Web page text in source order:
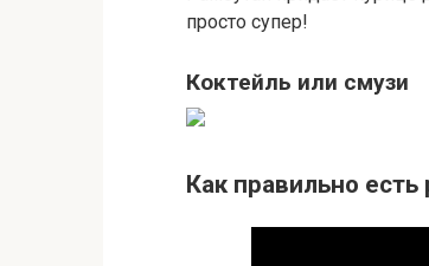
просто супер!
Коктейль или смузи
Как правильно